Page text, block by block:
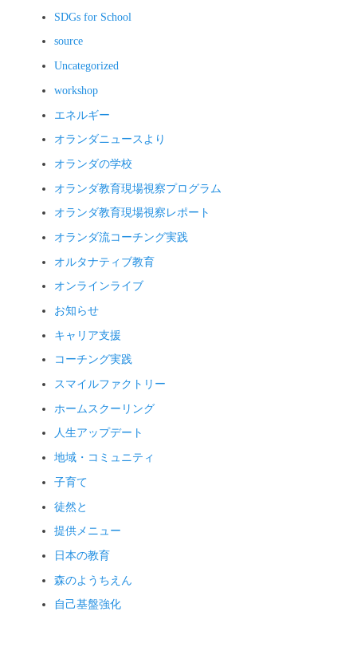
SDGs for School
source
Uncategorized
workshop
エネルギー
オランダニュースより
オランダの学校
オランダ教育現場視察プログラム
オランダ教育現場視察レポート
オランダ流コーチング実践
オルタナティブ教育
オンラインライブ
お知らせ
キャリア支援
コーチング実践
スマイルファクトリー
ホームスクーリング
人生アップデート
地域・コミュニティ
子育て
徒然と
提供メニュー
日本の教育
森のようちえん
自己基盤強化